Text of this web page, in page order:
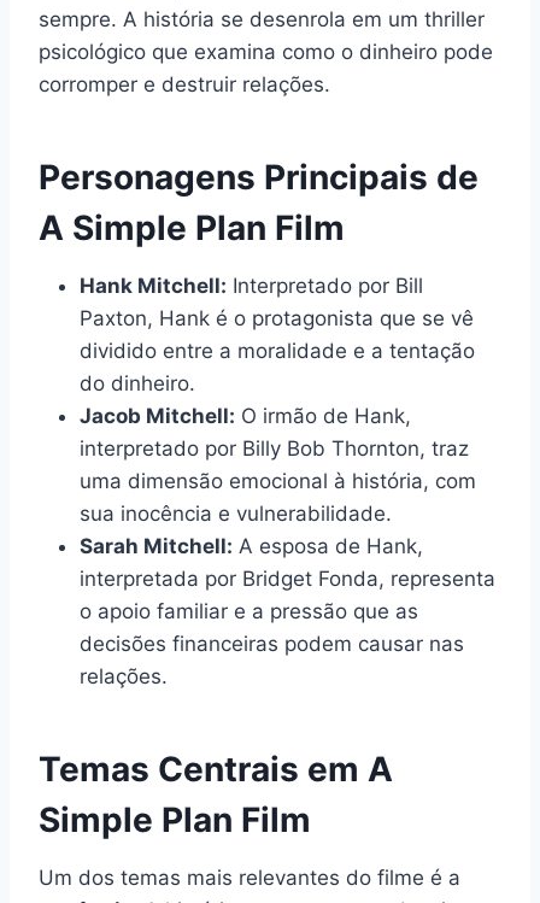
sempre. A história se desenrola em um thriller
psicológico que examina como o dinheiro pode
corromper e destruir relações.
Personagens Principais de
A Simple Plan Film
Hank Mitchell: Interpretado por Bill
Paxton, Hank é o protagonista que se vê
dividido entre a moralidade e a tentação
do dinheiro.
Jacob Mitchell: O irmão de Hank,
interpretado por Billy Bob Thornton, traz
uma dimensão emocional à história, com
sua inocência e vulnerabilidade.
Sarah Mitchell: A esposa de Hank,
interpretada por Bridget Fonda, representa
o apoio familiar e a pressão que as
decisões financeiras podem causar nas
relações.
Temas Centrais em A
Simple Plan Film
Um dos temas mais relevantes do filme é a